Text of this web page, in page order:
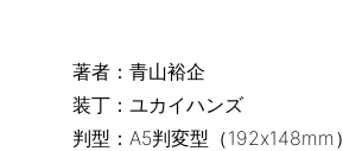
著者：青山裕企
装丁：ユカイハンズ
判型：A5判変型（192x148mm）